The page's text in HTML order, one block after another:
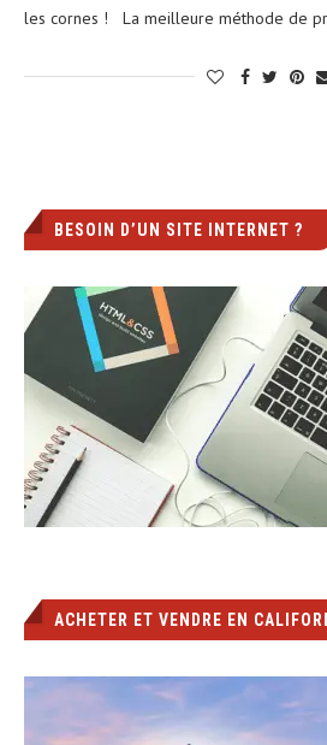
les cornes ! La meilleure méthode de
BESOIN D’UN SITE INTERNET ?
ACHETER ET VENDRE EN